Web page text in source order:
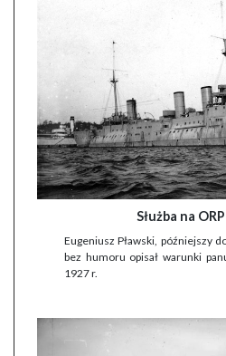
Służba na
Eugeniusz Pławski, późniejszy
bez humoru opisał warunki
1927 r.